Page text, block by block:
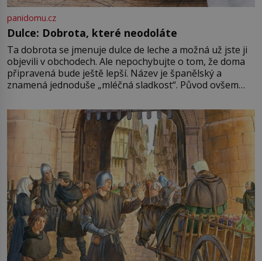
panidomu.cz
Dulce: Dobrota, které neodoláte
Ta dobrota se jmenuje dulce de leche a možná už jste ji
objevili v obchodech. Ale nepochybujte o tom, že doma
připravená bude ještě lepší. Název je španělský a
znamená jednoduše „mléčná sladkost“. Původ ovšem
pře hned několik latinskoamerických zemí a k tomu
Francie, kde se traduje,